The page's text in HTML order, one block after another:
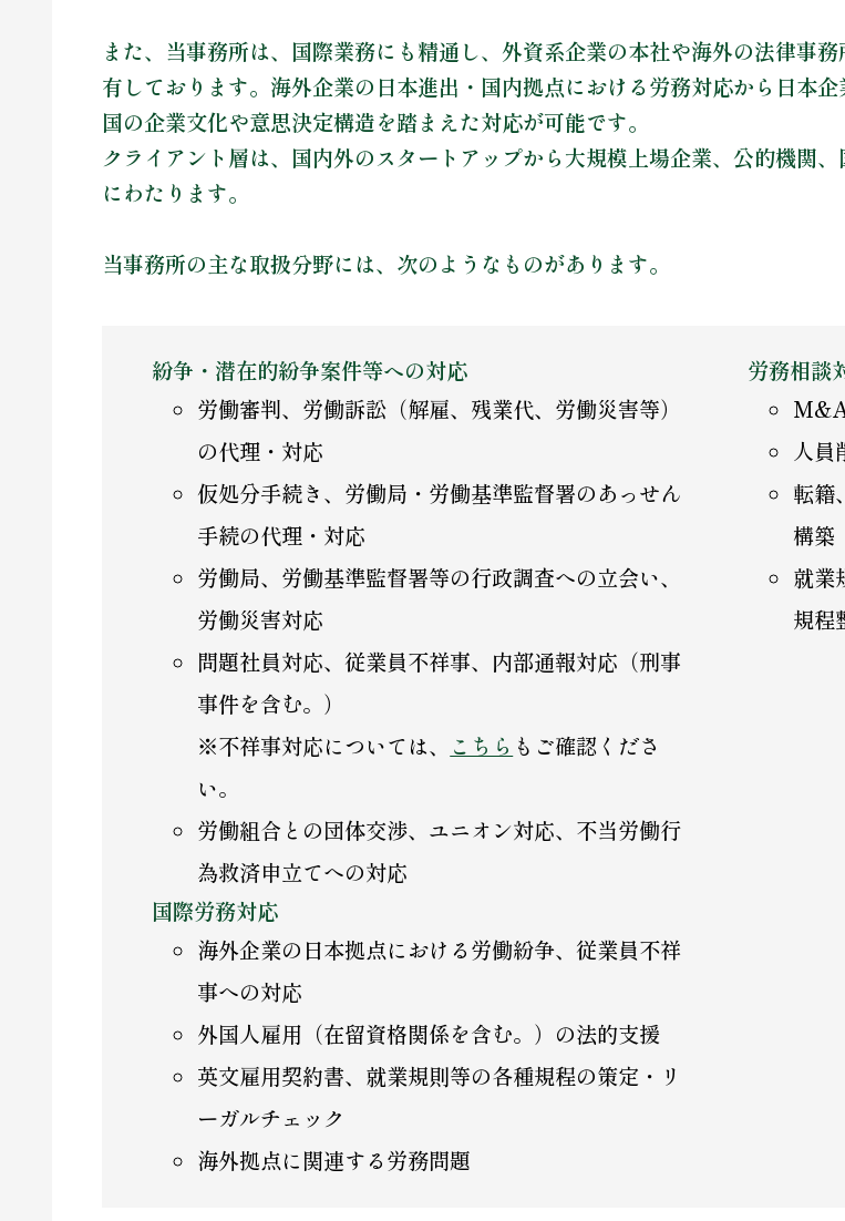
また、当事務所は、国際業務にも精通し、外資系企業の本社や海外の法律事
有しております。海外企業の日本進出・国内拠点における労務対応から日本
国の企業文化や意思決定構造を踏まえた対応が可能です。
クライアント層は、国内外のスタートアップから大規模上場企業、公的機関
にわたります。
当事務所の主な取扱分野には、次のようなものがあります。
紛争・潜在的紛争案件等への対応
労働審判、労働訴訟（解雇、残業代、労働災害等）
の代理・対応
仮処分手続き、労働局・労働基準監督署のあっせん
手続の代理・対応
労働局、労働基準監督署等の行政調査への立会い、
労働災害対応
問題社員対応、従業員不祥事、内部通報対応（刑事
事件を含む。）
※不祥事対応については、
こちら もご確認くださ
い。
労働組合との団体交渉、ユニオン対応、不当労働行
為救済申立てへの対応
労務相談
人員
転籍
構築
就業
規程
国際労務対応
海外企業の日本拠点における労働紛争、従業員不祥
事への対応
外国人雇用（在留資格関係を含む。）の法的支援
英文雇用契約書、就業規則等の各種規程の策定・リ
ーガルチェック
海外拠点に関連する労務問題